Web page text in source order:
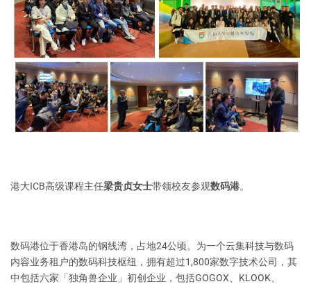
港大ICB高级课程主任梁贵贞女士带领校友参观数码港。
数码港位于香港岛的钢线湾，占地24公顷。为一个云集科技与数码
内容业务租户的数码科技枢纽，拥有超过1,800家数字技术公司，其
中包括六家「独角兽企业」初创企业，包括GOGOX、KLOOK、